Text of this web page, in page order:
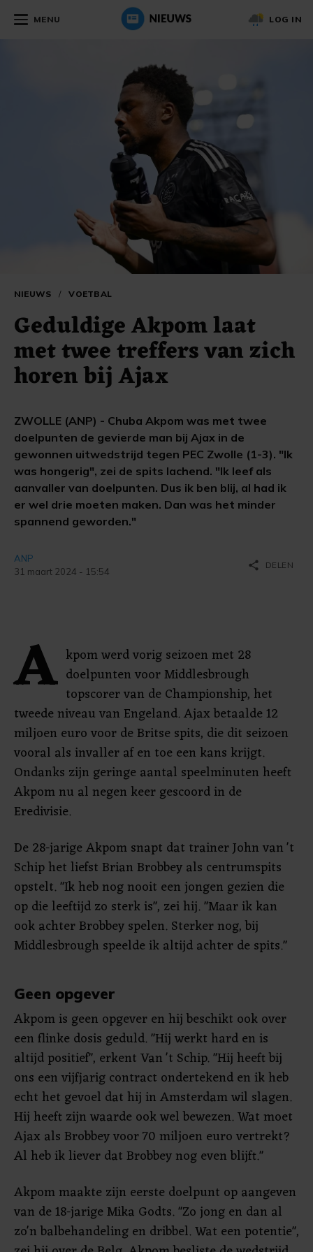
MENU LOG IN
NIEUWS / VOETBAL
Geduldige Akpom laat
met twee treffers van zich
horen bij Ajax
ZWOLLE (ANP) - Chuba Akpom was met twee
doelpunten de gevierde man bij Ajax in de
gewonnen uitwedstrijd tegen PEC Zwolle (1-3). "Ik
was hongerig", zei de spits lachend. "Ik leef als
aanvaller van doelpunten. Dus ik ben blij, al had ik
er wel drie moeten maken. Dan was het minder
spannend geworden."
ANP
31 maart 2024 - 15:54
share DELEN
A kpom werd vorig seizoen met 28
doelpunten voor Middlesbrough
topscorer van de Championship, het
tweede niveau van Engeland. Ajax betaalde 12
miljoen euro voor de Britse spits, die dit seizoen
vooral als invaller af en toe een kans krijgt.
Ondanks zijn geringe aantal speelminuten heeft
Akpom nu al negen keer gescoord in de
Eredivisie.
De 28-jarige Akpom snapt dat trainer John van 't
Schip het liefst Brian Brobbey als centrumspits
opstelt. "Ik heb nog nooit een jongen gezien die
op die leeftijd zo sterk is", zei hij. "Maar ik kan
ook achter Brobbey spelen. Sterker nog, bij
Middlesbrough speelde ik altijd achter de spits."
Geen opgever
Akpom is geen opgever en hij beschikt ook over
een flinke dosis geduld. "Hij werkt hard en is
altijd positief", erkent Van 't Schip. "Hij heeft bij
ons een vijfjarig contract ondertekend en ik heb
echt het gevoel dat hij in Amsterdam wil slagen.
Hij heeft zijn waarde ook wel bewezen. Wat moet
Ajax als Brobbey voor 70 miljoen euro vertrekt?
Al heb ik liever dat Brobbey nog even blijft."
Akpom maakte zijn eerste doelpunt op aangeven
van de 18-jarige Mika Godts. "Zo jong en dan al
zo'n balbehandeling en dribbel. Wat een potentie",